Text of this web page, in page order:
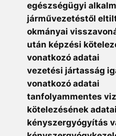
egészségügyi
járművezetéstől
okmányai
után képzési
vonatkozó adatai
vezetési jártasság
vonatkozó adatai
tanfolyammentes
kötelezésének adatai
kényszergyógyítás